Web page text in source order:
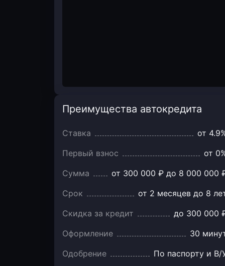
Преимущества автокредита
Ставка
от
Первый взнос
от
Сумма
от 300 000 ₽ до 8 000 000
Срок
от 2 месяцев до 8
Скидка за кредит
до 300 000
Оформление
30
Одобрение
По паспорту и В/